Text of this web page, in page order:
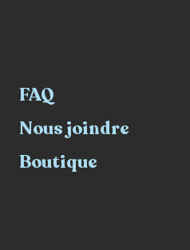
FAQ
Nous joindre
Boutique